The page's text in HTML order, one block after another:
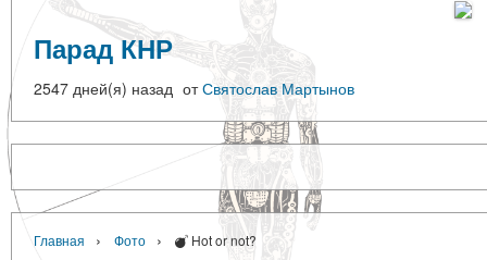
Парад КНР
2547 дней(я) назад отСвятослав Мартынов
Главная › Фото › Hot or not?